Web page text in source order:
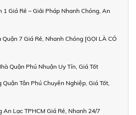
1 Giá Rẻ – Giải Pháp Nhanh Chóng, An
7 Giá Rẻ, Nhanh Chóng [GỌI LÀ CÓ
Quận Phú Nhuận Uy Tín, Giá Tốt
Tân Phú Chuyên Nghiệp, Giá Tốt,
An Lạc TPHCM Giá Rẻ, Nhanh 24/7